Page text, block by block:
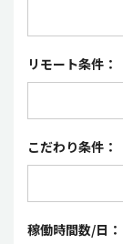
リモート条件：
こだわり条件：
稼働時間数/日：